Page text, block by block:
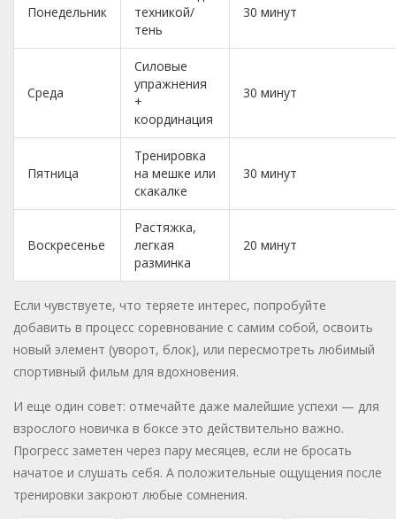
Понедельник
техникой/
тень
30 минут
Среда
Силовые
упражнения
+
координация
30 минут
Пятница
Тренировка
на мешке или
скакалке
30 минут
Воскресенье
Растяжка,
легкая
разминка
20 минут
Если чувствуете, что теряете интерес, попробуйте
добавить в процесс соревнование с самим собой, освоить
новый элемент (уворот, блок), или пересмотреть любимый
спортивный фильм для вдохновения.
И еще один совет: отмечайте даже малейшие успехи — для
взрослого новичка в боксе это действительно важно.
Прогресс заметен через пару месяцев, если не бросать
начатое и слушать себя. А положительные ощущения после
тренировки закроют любые сомнения.